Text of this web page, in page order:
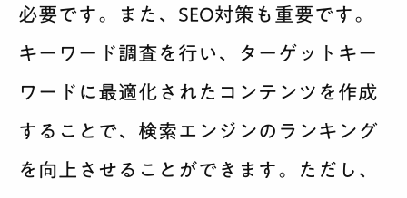
必要です。また、SEO対策も重要です。
キーワード調査を行い、ターゲットキー
ワードに最適化されたコンテンツを作成
することで、検索エンジンのランキング
を向上させることができます。ただし、